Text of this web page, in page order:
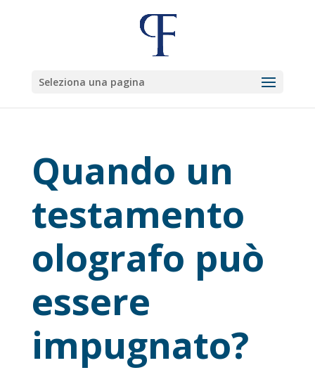
Seleziona una pagina
Quando un
testamento
olografo può
essere
impugnato?